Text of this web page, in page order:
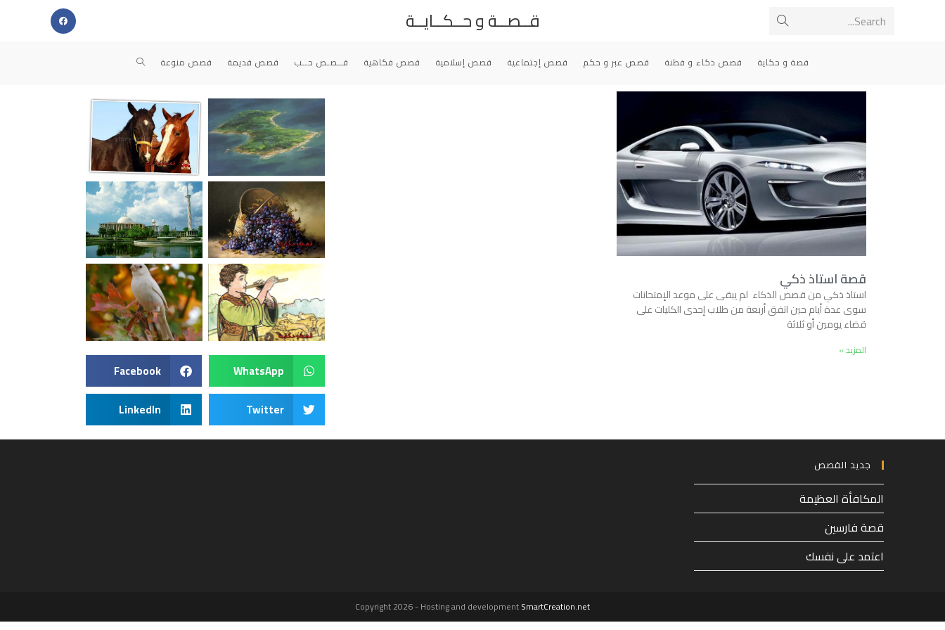
Search... قــصــة و حــكــايــة
قصة و حكاية قصص ذكاء و فطنة قصص عبر و حكم قصص إجتماعية قصص إسلامية قصص فكاهية قــصـص حــب قصص قديمة قصص منوعة
قصة استاذ ذكي
استاذ ذكي من قصص الذكاء لم يبقى على موعد الإمتحانات
سوى عدة أيام حين اتفق أربعة من طلاب إحدى الكليات على
قضاء يومين أو ثلاثة
المزيد »
WhatsApp
Facebook
Twitter
LinkedIn
جديد القصص
المكافأة العظيمة
قصة فارسين
اعتمد على نفسك
Copyright 2026 - Hosting and developmentSmartCreation.net